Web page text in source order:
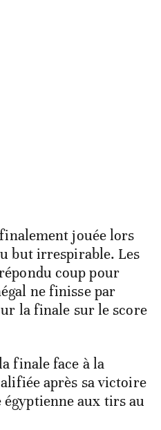
jouée lors
but irrespirable. Les
coup pour
ne finisse par
la finale sur le score
finale face à la
après sa victoire
égyptienne aux tirs au